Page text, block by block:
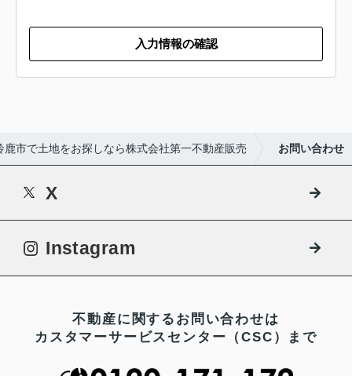
入力情報の確認
鹿市で土地をお探しなら株式会社第一不動産販売 お問い合わせ
X
Instagram
不動産に関するお問い合わせは
カスタマーサービスセンター（CSC）まで